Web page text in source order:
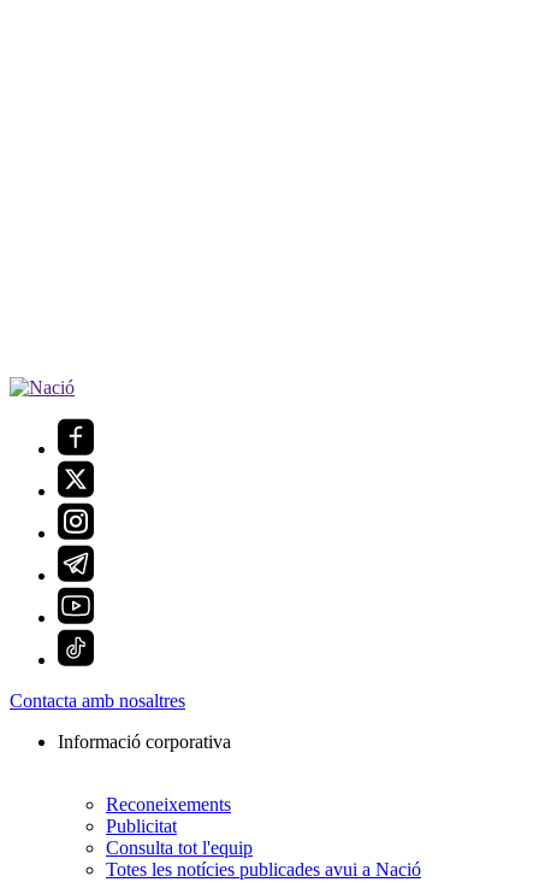
Contacta amb nosaltres
Informació corporativa
Reconeixements
Publicitat
Consulta tot l'equip
Totes les notícies publicades avui a Nació